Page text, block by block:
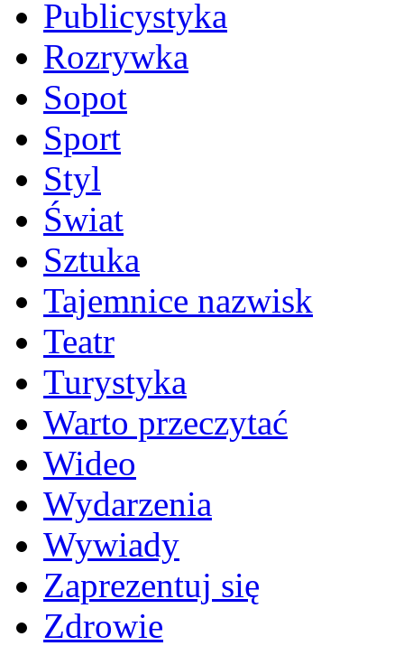
Publicystyka
Rozrywka
Sopot
Sport
Styl
Świat
Sztuka
Tajemnice nazwisk
Teatr
Turystyka
Warto przeczytać
Wideo
Wydarzenia
Wywiady
Zaprezentuj się
Zdrowie